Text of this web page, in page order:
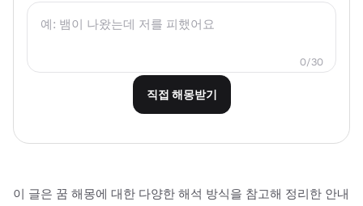
0/30
직접 해몽받기
이 글은 꿈 해몽에 대한 다양한 해석 방식을 참고해 정리한 안내